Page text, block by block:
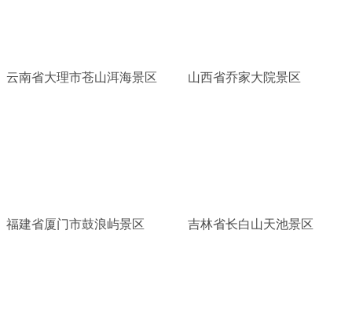
云南省大理市苍山洱海景区 山西省乔家大院景区
福建省厦门市鼓浪屿景区 吉林省长白山天池景区